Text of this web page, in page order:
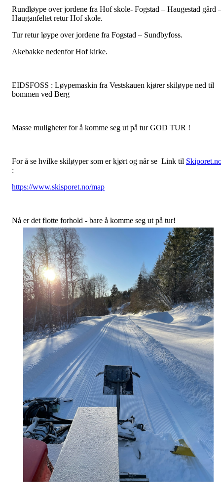
Rundløype over jordene fra Hof skole- Fogstad – Haugestad gård
Hauganfeltet retur Hof skole.
Tur retur løype over jordene fra Fogstad – Sundbyfoss.
Akebakke nedenfor Hof kirke.
EIDSFOSS : Løypemaskin fra Vestskauen kjører skiløype ned til
bommen ved Berg
Masse muligheter for å komme seg ut på tur GOD TUR !
For å se hvilke skiløyper som er kjørt og når se Link til
:
https://www.skisporet.no/map
Nå er det flotte forhold - bare å komme seg ut på tur!